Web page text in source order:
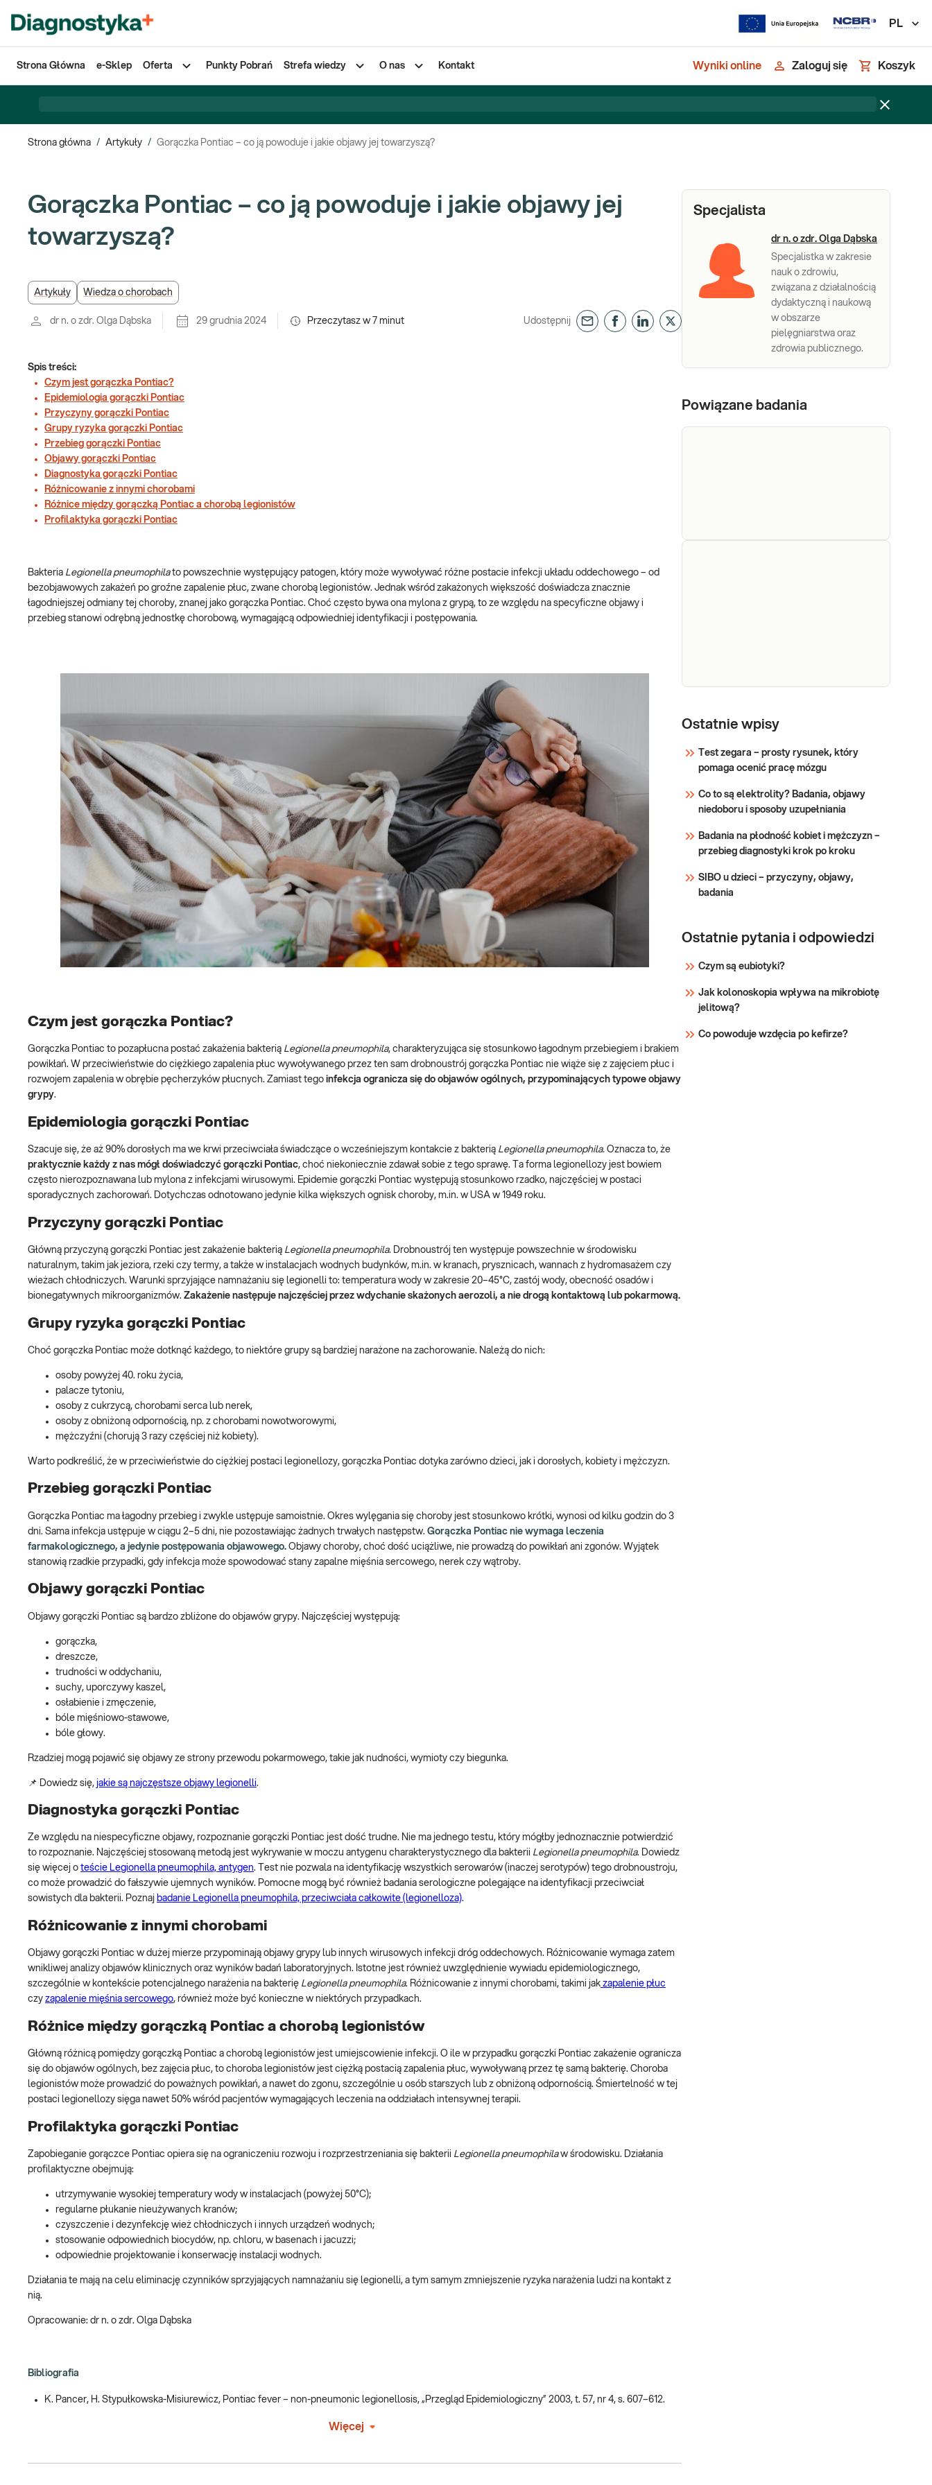
PL
Strona Główna e-Sklep Oferta Punkty Pobrań Strefa wiedzy O nas Kontakt Wyniki online Zaloguj się Koszyk
Strona główna / Artykuły / Gorączka Pontiac – co ją powoduje i jakie objawy jej towarzyszą?
Gorączka Pontiac – co ją powoduje i jakie objawy jej
towarzyszą?
Artykuły Wiedza o chorobach
dr n. o zdr. Olga Dąbska 29 grudnia 2024 Przeczytasz w 7 minut Udostępnij
Spis treści:
Czym jest gorączka Pontiac?
Epidemiologia gorączki Pontiac
Przyczyny gorączki Pontiac
Grupy ryzyka gorączki Pontiac
Przebieg gorączki Pontiac
Objawy gorączki Pontiac
Diagnostyka gorączki Pontiac
Różnicowanie z innymi chorobami
Różnice między gorączką Pontiac a chorobą legionistów
Profilaktyka gorączki Pontiac
Bakteria Legionella pneumophilato powszechnie występujący patogen, który może wywoływać różne postacie infekcji układu oddechowego – od
bezobjawowych zakażeń po groźne zapalenie płuc, zwane chorobą legionistów. Jednak wśród zakażonych większość doświadcza znacznie
łagodniejszej odmiany tej choroby, znanej jako gorączka Pontiac. Choć często bywa ona mylona z grypą, to ze względu na specyficzne objawy i
przebieg stanowi odrębną jednostkę chorobową, wymagającą odpowiedniej identyfikacji i postępowania.
Czym jest gorączka Pontiac?
Gorączka Pontiac to pozapłucna postać zakażenia bakterią Legionella pneumophila, charakteryzująca się stosunkowo łagodnym przebiegiem i brakiem
powikłań. W przeciwieństwie do ciężkiego zapalenia płuc wywoływanego przez ten sam drobnoustrój gorączka Pontiac nie wiąże się z zajęciem płuc i
rozwojem zapalenia w obrębie pęcherzyków płucnych. Zamiast tego infekcja ogranicza się do objawów ogólnych, przypominających typowe objawy
grypy.
Epidemiologia gorączki Pontiac
Szacuje się, że aż 90% dorosłych ma we krwi przeciwciała świadczące o wcześniejszym kontakcie z bakterią Legionella pneumophila. Oznacza to, że
praktycznie każdy z nas mógł doświadczyć gorączki Pontiac, choć niekoniecznie zdawał sobie z tego sprawę. Ta forma legionellozy jest bowiem
często nierozpoznawana lub mylona z infekcjami wirusowymi. Epidemie gorączki Pontiac występują stosunkowo rzadko, najczęściej w postaci
sporadycznych zachorowań. Dotychczas odnotowano jedynie kilka większych ognisk choroby, m.in. w USA w 1949 roku.
Przyczyny gorączki Pontiac
Główną przyczyną gorączki Pontiac jest zakażenie bakterią Legionella pneumophila. Drobnoustrój ten występuje powszechnie w środowisku
naturalnym, takim jak jeziora, rzeki czy termy, a także w instalacjach wodnych budynków, m.in. w kranach, prysznicach, wannach z hydromasażem czy
wieżach chłodniczych. Warunki sprzyjające namnażaniu się legionelli to: temperatura wody w zakresie 20–45°C, zastój wody, obecność osadów i
bionegatywnych mikroorganizmów. Zakażenie następuje najczęściej przez wdychanie skażonych aerozoli, a nie drogą kontaktową lub pokarmową.
Grupy ryzyka gorączki Pontiac
Choć gorączka Pontiac może dotknąć każdego, to niektóre grupy są bardziej narażone na zachorowanie. Należą do nich:
osoby powyżej 40. roku życia,
palacze tytoniu,
osoby z cukrzycą, chorobami serca lub nerek,
osoby z obniżoną odpornością, np. z chorobami nowotworowymi,
mężczyźni (chorują 3 razy częściej niż kobiety).
Warto podkreślić, że w przeciwieństwie do ciężkiej postaci legionellozy, gorączka Pontiac dotyka zarówno dzieci, jak i dorosłych, kobiety i mężczyzn.
Przebieg gorączki Pontiac
Gorączka Pontiac ma łagodny przebieg i zwykle ustępuje samoistnie. Okres wylęgania się choroby jest stosunkowo krótki, wynosi od kilku godzin do 3
dni. Sama infekcja ustępuje w ciągu 2–5 dni, nie pozostawiając żadnych trwałych następstw. Gorączka Pontiac nie wymaga leczenia
farmakologicznego, a jedynie postępowania objawowego. Objawy choroby, choć dość uciążliwe, nie prowadzą do powikłań ani zgonów. Wyjątek
stanowią rzadkie przypadki, gdy infekcja może spowodować stany zapalne mięśnia sercowego, nerek czy wątroby.
Objawy gorączki Pontiac
Objawy gorączki Pontiac są bardzo zbliżone do objawów grypy. Najczęściej występują:
gorączka,
dreszcze,
trudności w oddychaniu,
suchy, uporczywy kaszel,
osłabienie i zmęczenie,
bóle mięśniowo-stawowe,
bóle głowy.
Rzadziej mogą pojawić się objawy ze strony przewodu pokarmowego, takie jak nudności, wymioty czy biegunka.
📌 Dowiedz się, jakie są najczęstsze objawy legionelli.
Diagnostyka gorączki Pontiac
Ze względu na niespecyficzne objawy, rozpoznanie gorączki Pontiac jest dość trudne. Nie ma jednego testu, który mógłby jednoznacznie potwierdzić
to rozpoznanie. Najczęściej stosowaną metodą jest wykrywanie w moczu antygenu charakterystycznego dla bakterii Legionella pneumophila. Dowiedz
się więcej o teście Legionella pneumophila, antygen. Test nie pozwala na identyfikację wszystkich serowarów (inaczej serotypów) tego drobnoustroju,
co może prowadzić do fałszywie ujemnych wyników. Pomocne mogą być również badania serologiczne polegające na identyfikacji przeciwciał
sowistych dla bakterii. Poznaj badanie Legionella pneumophila, przeciwciała całkowite (legionelloza).
Różnicowanie z innymi chorobami
Objawy gorączki Pontiac w dużej mierze przypominają objawy grypy lub innych wirusowych infekcji dróg oddechowych. Różnicowanie wymaga zatem
wnikliwej analizy objawów klinicznych oraz wyników badań laboratoryjnych. Istotne jest również uwzględnienie wywiadu epidemiologicznego,
szczególnie w kontekście potencjalnego narażenia na bakterię Legionella pneumophila. Różnicowanie z innymi chorobami, takimi jak zapalenie płuc
czy zapalenie mięśnia sercowego, również może być konieczne w niektórych przypadkach.
Różnice między gorączką Pontiac a chorobą legionistów
Główną różnicą pomiędzy gorączką Pontiac a chorobą legionistów jest umiejscowienie infekcji. O ile w przypadku gorączki Pontiac zakażenie ogranicza
się do objawów ogólnych, bez zajęcia płuc, to choroba legionistów jest ciężką postacią zapalenia płuc, wywoływaną przez tę samą bakterię. Choroba
legionistów może prowadzić do poważnych powikłań, a nawet do zgonu, szczególnie u osób starszych lub z obniżoną odpornością. Śmiertelność w tej
postaci legionellozy sięga nawet 50% wśród pacjentów wymagających leczenia na oddziałach intensywnej terapii.
Profilaktyka gorączki Pontiac
Zapobieganie gorączce Pontiac opiera się na ograniczeniu rozwoju i rozprzestrzeniania się bakterii Legionella pneumophilaw środowisku. Działania
profilaktyczne obejmują:
utrzymywanie wysokiej temperatury wody w instalacjach (powyżej 50°C);
regularne płukanie nieużywanych kranów;
czyszczenie i dezynfekcję wież chłodniczych i innych urządzeń wodnych;
stosowanie odpowiednich biocydów, np. chloru, w basenach i jacuzzi;
odpowiednie projektowanie i konserwację instalacji wodnych.
Działania te mają na celu eliminację czynników sprzyjających namnażaniu się legionelli, a tym samym zmniejszenie ryzyka narażenia ludzi na kontakt z
nią.
Opracowanie: dr n. o zdr. Olga Dąbska
Bibliografia
K. Pancer, H. Stypułkowska-Misiurewicz, Pontiac fever – non-pneumonic legionellosis, „Przegląd Epidemiologiczny” 2003, t. 57, nr 4, s. 607–612.
Więcej
Specjalista
dr n. o zdr. Olga Dąbska
Specjalistka w zakresie
nauk o zdrowiu,
związana z działalnością
dydaktyczną i naukową
w obszarze
pielęgniarstwa oraz
zdrowia publicznego.
Powiązane badania
pneumophila,
całkowite
(legionelloza)
Legionella pneumophila,
(legionelloza).
Jakościowe, łączne,
w surowicy, przeciwciał
IgA, IgG i IgM
specyficznych w
stosunku do antygenów
serotypów 1-7 (Lp1-7),
Sprawdź
Ostatnie wpisy
Test zegara – prosty rysunek, który
pomaga ocenić pracę mózgu
Co to są elektrolity? Badania, objawy
niedoboru i sposoby uzupełniania
Badania na płodność kobiet i mężczyzn –
przebieg diagnostyki krok po kroku
SIBO u dzieci – przyczyny, objawy,
badania
Ostatnie pytania i odpowiedzi
Czym są eubiotyki?
Jak kolonoskopia wpływa na mikrobiotę
jelitową?
Co powoduje wzdęcia po kefirze?